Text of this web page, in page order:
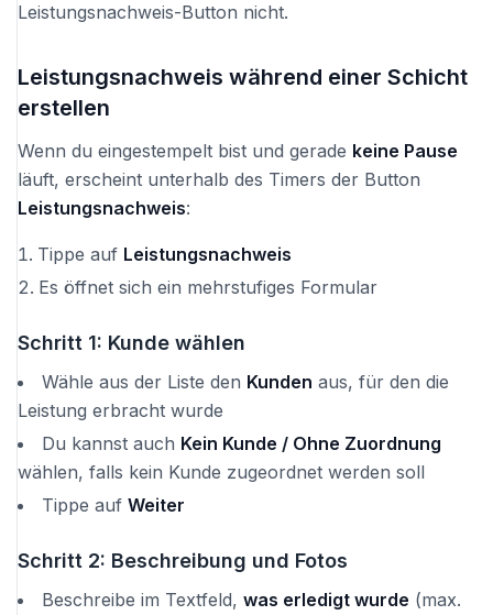
Leistungsnachweis-Button nicht.
Leistungsnachweis während einer Schicht
erstellen
Wenn du eingestempelt bist und gerade keine Pause
läuft, erscheint unterhalb des Timers der Button
Leistungsnachweis:
Tippe auf Leistungsnachweis
Es öffnet sich ein mehrstufiges Formular
Schritt 1: Kunde wählen
Wähle aus der Liste den Kunden aus, für den die
Leistung erbracht wurde
Du kannst auch Kein Kunde / Ohne Zuordnung
wählen, falls kein Kunde zugeordnet werden soll
Tippe auf Weiter
Schritt 2: Beschreibung und Fotos
Beschreibe im Textfeld, was erledigt wurde (max.